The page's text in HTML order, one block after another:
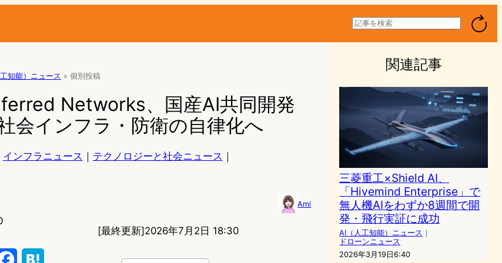
検
索
知能）ニュース » 個別投稿
Networks、国産AI共同開発
会インフラ・防衛の自律化へ
インフラニュース ｜ テクノロジーと社会ニュース ｜
Ami
[最終更新]2026年7月2日 18:30
関連記事
三菱重工×Shield AI、
「Hivemind Enterprise」で
無人機AIをわずか8週間で開
発・飛行実証に成功
AI（人工知能）ニュース ｜
ドローンニュース
2026年3月19日6:40